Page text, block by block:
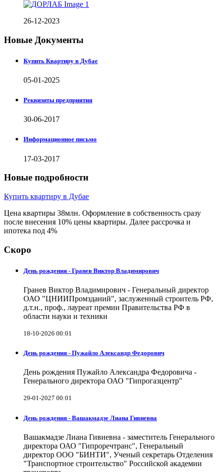
26-12-2023
Новые Документы
Купить Квартиру в Дубае
05-01-2025
Реквизиты предприятия
30-06-2017
Информационное письмо
17-03-2017
Новые подробности
Купить квартиру в Дубае
Цена квартиры 38млн. Оформление в собственность сразу
после внесения 10% цены квартиры. Далее рассрочка и
ипотека под 4%
Скоро
День рождения - Гранев Виктор Владимирович
Гранев Виктор Владимирович - Генеральный директор
ОАО "ЦНИИПромзданий", заслуженный строитель РФ,
д.т.н., проф., лауреат премии Правительства РФ в
области науки и техники
18-10-2026 00:01
День рождения - Пужайло Александр Федорович
День рождения Пужайло Александра Федоровича -
Генерального директора ОАО "Гипрогазцентр"
29-01-2027 00:01
День рождения - Вашакмадзе Лиана Гивиевна
Вашакмадзе Лиана Гивиевна - заместитель Генерального
директора ОАО "Гипроречтранс", Генеральный
директор ООО "БИНТИ", Ученый секретарь Отделения
"Транспортное строительство" Российской академии